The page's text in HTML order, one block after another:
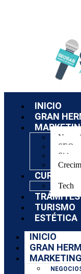
INICIO
GRAN
SEO
Sitios
CURSOS
Tech
TRÁMITES
TURISMO
ESTÉTICA
INICIO
GRAN